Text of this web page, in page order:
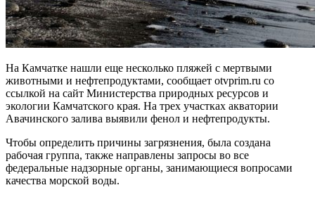
На Камчатке нашли еще несколько пляжей с мертвыми
животными и нефтепродуктами, сообщает otvprim.ru со
ссылкой на сайт Министерства природных ресурсов и
экологии Камчатского края. На трех участках акватории
Авачинского залива выявили фенол и нефтепродукты.
Чтобы определить причины загрязнения, была создана
рабочая группа, также направлены запросы во все
федеральные надзорные органы, занимающиеся вопросами
качества морской воды.